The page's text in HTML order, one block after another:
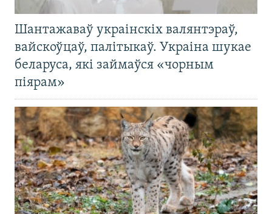
Шантажаваў украінскіх валянтэраў,
вайскоўцаў, палітыкаў. Украіна шукае
беларуса, які займаўся «чорным
піярам»